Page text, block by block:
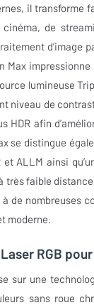
il transforme
cinéma, de
d’image
Max
lumineuse
niveau de
HDR afin
se distingue
ALLM ainsi
très faible
de nombreuses
moderne.
RGB
sur une
sans roue